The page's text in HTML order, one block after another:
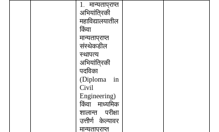
1
. मान्यताप्राप्त
अभियांत्रिकी
महाविद्यालयातील
किंवा
मान्यताप्राप्त
संस्थेकडील
स्थापत्य
अभियांत्रिकी
पदविका
(Diploma in
Civil
Engineering)
किंवा माध्यमिक
शालान्त परीक्षा
उत्तीर्ण केल्यावर
मान्यताप्राप्त